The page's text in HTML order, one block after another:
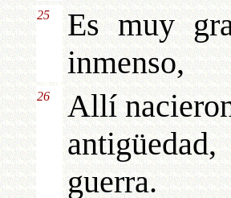
25
Es muy
inmenso,
26
Allí
guerra.